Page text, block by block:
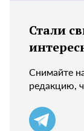
Стали
Снимайте
редакцию,